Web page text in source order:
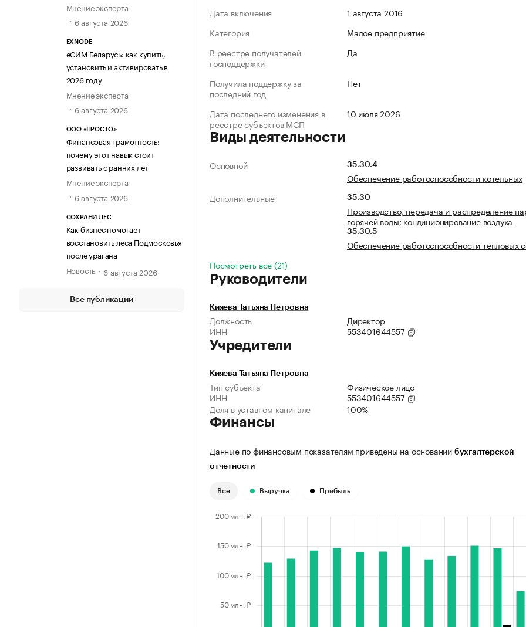
Мнение эксперта
6 августа 2026
EXNODE
еСИМ Беларусь: как купить,
установить и активировать в
2026 году
Мнение эксперта
6 августа 2026
ООО «ПРОСТО.»
Финансовая грамотность:
почему этот навык стоит
развивать с ранних лет
Мнение эксперта
6 августа 2026
СОХРАНИ ЛЕС
Как бизнес помогает
восстановить леса Подмосковья
после урагана
Новость
6 августа 2026
Все публикации
Дата включения
1 августа 2016
Категория
Малое предприятие
В реестре получателей
господдержки
Да
Получила поддержку за
последний год
Нет
Дата последнего изменения в
реестре субъектов МСП
10 июля 2026
Виды деятельности
Основной 35.30.4
Обеспечение работоспособности котельных
Дополнительные
35.30
Производство, передача и распределение
горячей воды; кондиционирование воздуха
35.30.5
Обеспечение работоспособности тепловых
Посмотреть все (21)
Руководители
Кияева Татьяна Петровна
Должность
Директор
ИНН
553401644557
Учредители
Кияева Татьяна Петровна
Тип субъекта
Физическое лицо
ИНН
553401644557
Доля в уставном капитале
100%
Финансы
Данные по финансовым показателям приведены на основании бухгалтерской
отчетности
Все Выручка Прибыль